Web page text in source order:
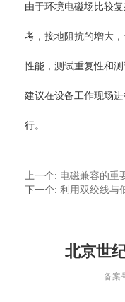
由于环境电磁场比较
考，接地阻抗的增大
性能，测试重复性和
建议在设备工作现场
行。
上一个: 电磁兼容的重
下一个: 利用双绞线与
北京世
备案